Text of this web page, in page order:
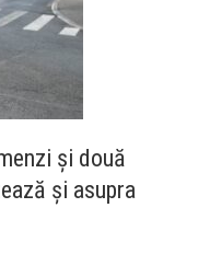
și două
și asupra